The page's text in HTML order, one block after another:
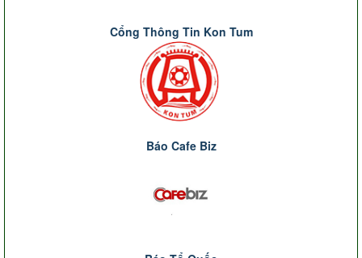
Cổng Thông Tin Kon Tum
Báo Cafe Biz